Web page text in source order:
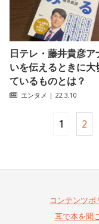
日テレ・藤井貴彦ア
いを伝えるときに大
ているものとは？
エンタメ | 22.3.10
1 2
コンテンツポ
耳で本を聞